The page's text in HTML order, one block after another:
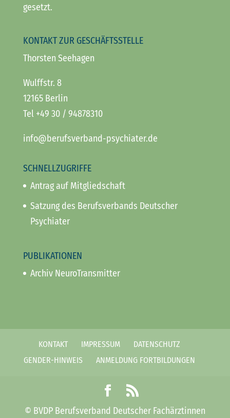
gesetzt.
KONTAKT ZUR GESCHÄFTSSTELLE
Thorsten Seehagen
Wulffstr. 8
12165 Berlin
Tel +49 30 / 94878310
info@berufsverband-psychiater.de
SCHNELLZUGRIFFE
Antrag auf Mitgliedschaft
Satzung des Berufsverbands Deutscher
Psychiater
PUBLIKATIONEN
Archiv NeuroTransmitter
KONTAKT IMPRESSUM
DATENSCHUTZ
GENDER-HINWEIS
ANMELDUNG FORTBILDUNGEN
© BVDP Berufsverband Deutscher Fachärztinnen